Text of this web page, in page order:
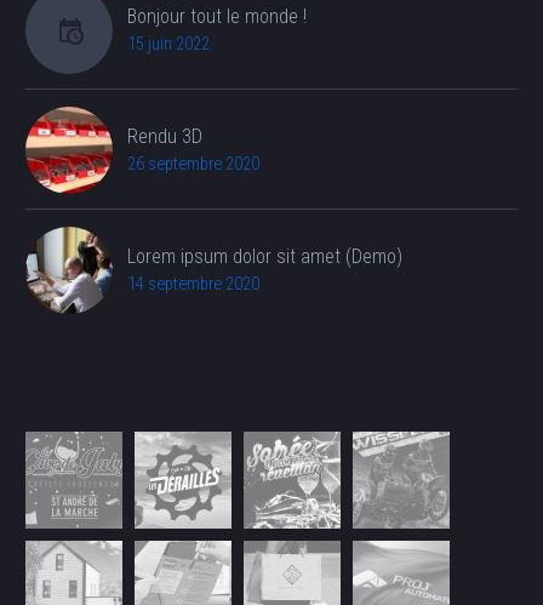
Bonjour tout le monde !
15 juin 2022
Rendu 3D
26 septembre 2020
Lorem ipsum dolor sit amet (Demo)
14 septembre 2020